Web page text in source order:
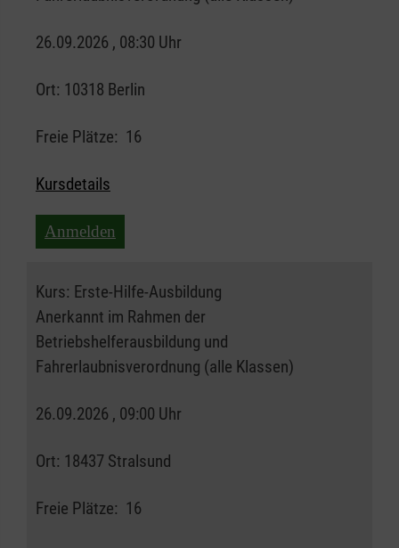
26.09.2026 , 08:30 Uhr
Ort: 10318 Berlin
Freie Plätze: 16
Kursdetails
Anmelden
Kurs: Erste-Hilfe-Ausbildung
Anerkannt im Rahmen der
Betriebshelferausbildung und
Fahrerlaubnisverordnung (alle Klassen)
26.09.2026 , 09:00 Uhr
Ort: 18437 Stralsund
Freie Plätze: 16